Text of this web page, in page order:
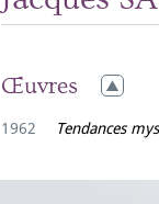
Œuvres
1962 Tendances